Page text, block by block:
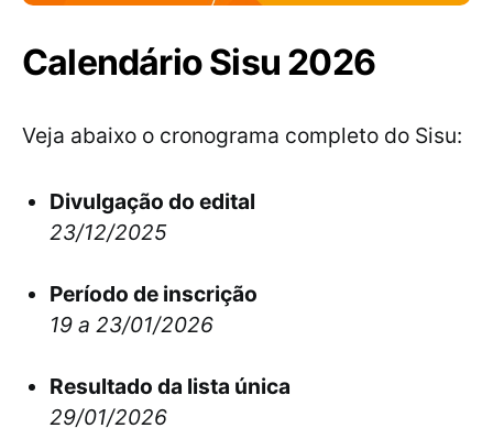
Calendário Sisu 2026
Veja abaixo o cronograma completo do Sisu:
Divulgação do edital
23/12/2025
Período de inscrição
19 a 23/01/2026
Resultado da lista única
29/01/2026